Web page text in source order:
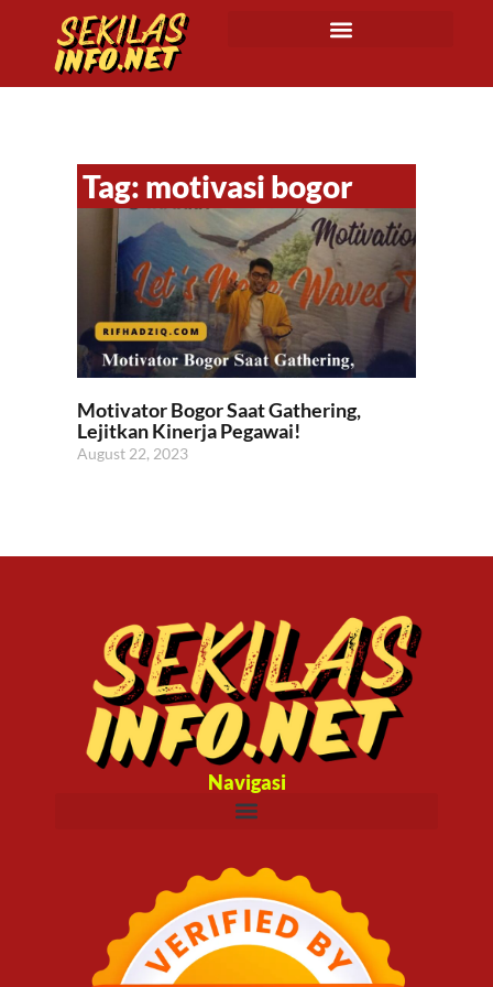
Tag: motivasi bogor
Motivator Bogor Saat Gathering,
Lejitkan Kinerja Pegawai!
August 22, 2023
Navigasi